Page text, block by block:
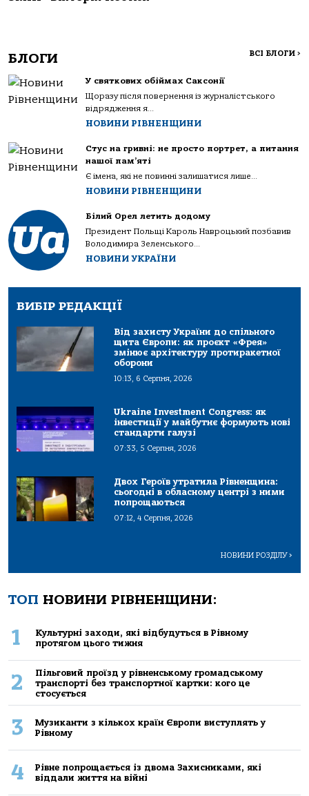
БЛОГИ ВСІ БЛОГИ >
У святкових обіймах Саксонії
Щоразу після повернення із журналістського
відрядження я...
НОВИНИ РІВНЕНЩИНИ
Стус на гривні: не просто портрет, а питання
нашої пам’яті
Є імена, які не повинні залишатися лише...
НОВИНИ РІВНЕНЩИНИ
Білий Орел летить додому
Президент Польщі Кароль Навроцький позбавив
Володимира Зеленського...
НОВИНИ УКРАЇНИ
ВИБІР РЕДАКЦІЇ
Від захисту України до спільного
щита Європи: як проєкт «Фрея»
змінює архітектуру протиракетної
оборони
10:13, 6 Серпня, 2026
Ukraine Investment Congress: як
інвестиції у майбутнє формують нові
стандарти галузі
07:33, 5 Серпня, 2026
Двох Героїв утратила Рівненщина:
сьогодні в обласному центрі з ними
попрощаються
07:12, 4 Серпня, 2026
НОВИНИ РОЗДІЛУ>
ТОП НОВИНИ РІВНЕНЩИНИ:
1
Культурні заходи, які відбудуться в Рівному
протягом цього тижня
2
Пільговий проїзд у рівненському громадському
транспорті без транспортної картки: кого це
стосується
3
Музиканти з кількох країн Європи виступлять у
Рівному
4
Рівне попрощається із двома Захисниками, які
віддали життя на війні